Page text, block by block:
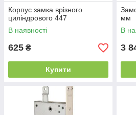
Корпус замка врізного
циліндрового 447
В наявності
625 ₴
Купити
мм
В
3